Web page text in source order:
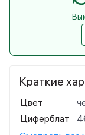
Краткие
Цвет
Циферблат